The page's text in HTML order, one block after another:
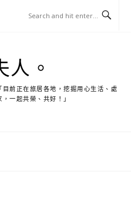
人。
前正在旅居各地，挖掘用心生活、處
一起共榮、共好！」